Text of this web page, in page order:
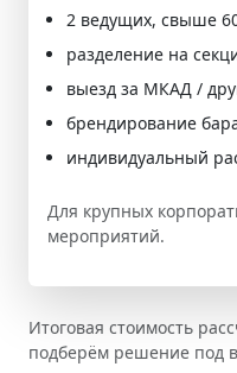
2 ведущих, свыше
разделение на
выезд за МКАД /
брендирование
индивидуальный
Для крупных
мероприятий.
Итоговая стоимость
подберём решение под